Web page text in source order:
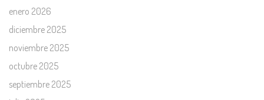
enero 2026
diciembre 2025
noviembre 2025
octubre 2025
septiembre 2025